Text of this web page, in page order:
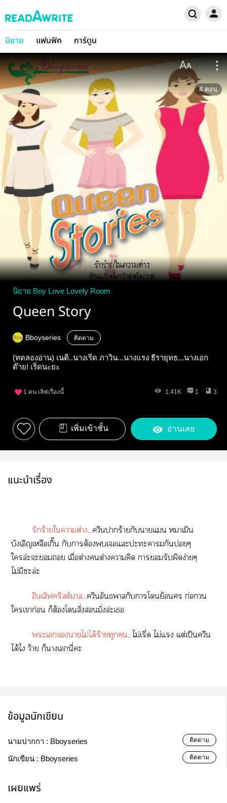
นิยาย แฟนฟิค การ์ตูน
4 ตอน
นิยาย Boy Love Lovely Room
Queen Story
Bboyseries ติดตาม
(ทดลองอ่าน) เนติ..นางเริ่ด ภาวิน...นางแรง ธีรายุทธ...นางเอก
ต๊าย! เริ่ดนะยะ
1 คน เลิฟเรื่องนี้ 1.41K 1 3
เพิ่มเข้าชั้น อ่านเลย
แนะนำเรื่อง
รักร้ายใาต่าง...ควีนาร้ายกับาแ าเมิน
บังเอิญเหลือเกิ๊น กับาต้องเแะะะากันบ่อยๆ
ใล่ะะ เมื่อต่างต่างาคิด ารับผิดง่ายๆ
ไม่มีะล่ะ
อินเลิฟคริสต์มาส...ควีนอันธากับาโย้อน ก่อกวน
ใเาก่อน ก็ต้องโสั่งมั่งล่ะเ
ะเาไม่ได้ร้ายทุก...ไม่เริ่ด ไม่แ แต่เป็นควีน
ได้ไ ว้าย ก็าเนี่ะ
ข้อมูลนักเขียน
นามปากกา : Bboyseries ติดตาม
นักเขียน : Bboyseries ติดตาม
เผยแพร่